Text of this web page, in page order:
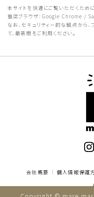
本サイトを快適にご覧いただくため
推奨ブラウザ：Google Chrome /
なお、セキュリティー的な観点から
て、最新版をご利用ください。
会社概要 ｜個人情報保護